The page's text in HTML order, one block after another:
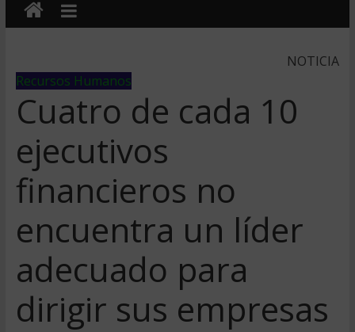
NOTICIA
Recursos Humanos
Cuatro de cada 10
ejecutivos
financieros no
encuentra un líder
adecuado para
dirigir sus empresas